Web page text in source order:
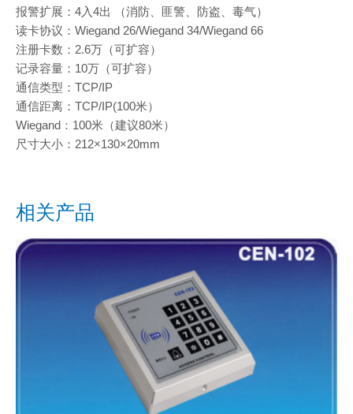
报警扩展：4入4出 （消防、匪警、防盗、毒气）
读卡协议：Wiegand 26/Wiegand 34/Wiegand 66
注册卡数：2.6万（可扩容）
记录容量：10万（可扩容）
通信类型：TCP/IP
通信距离：TCP/IP(100米）
Wiegand：100米（建议80米）
尺寸大小：212×130×20mm
相关产品